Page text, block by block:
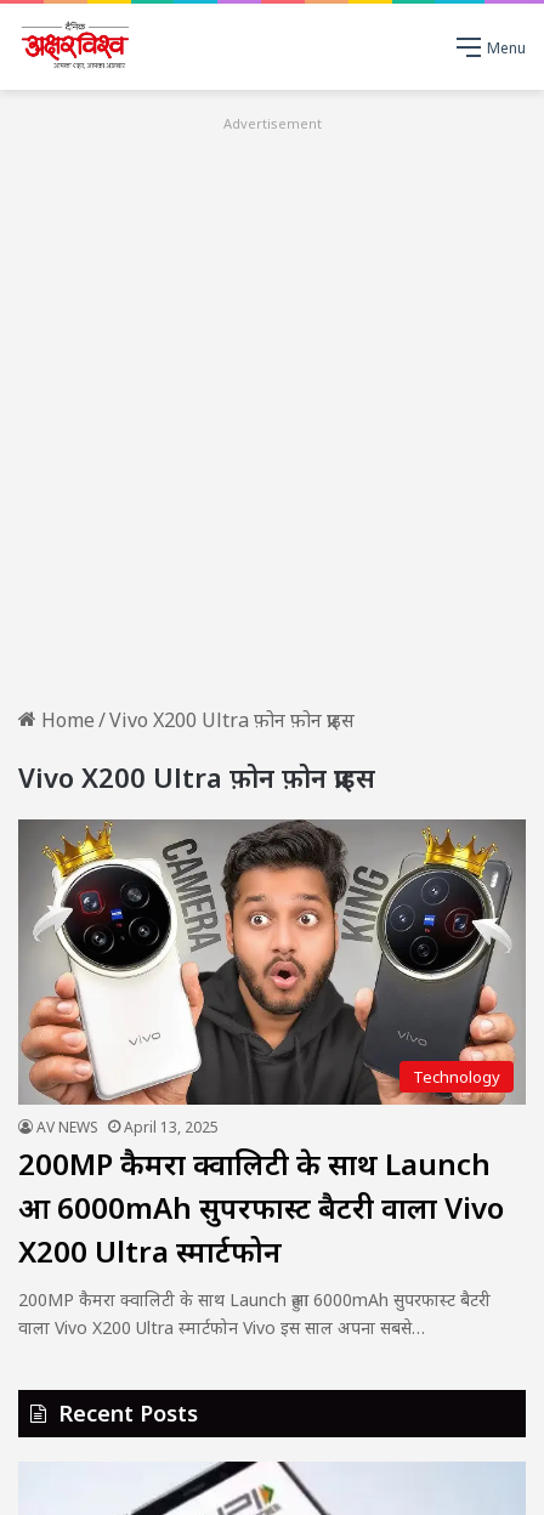
Menu
Advertisement
Home/Vivo X200 Ultra फ़ोन फ़ोन प्राइस
Vivo X200 Ultra फ़ोन फ़ोन प्राइस
Technology
AV NEWS April 13, 2025
200MP कैमरा क्वालिटी के साथ Launch
हुआ 6000mAh सुपरफास्ट बैटरी वाला Vivo
X200 Ultra स्मार्टफोन
200MP कैमरा क्वालिटी के साथ Launch हुआ 6000mAh सुपरफास्ट बैटरी
वाला Vivo X200 Ultra स्मार्टफोन Vivo इस साल अपना सबसे…
Recent Posts